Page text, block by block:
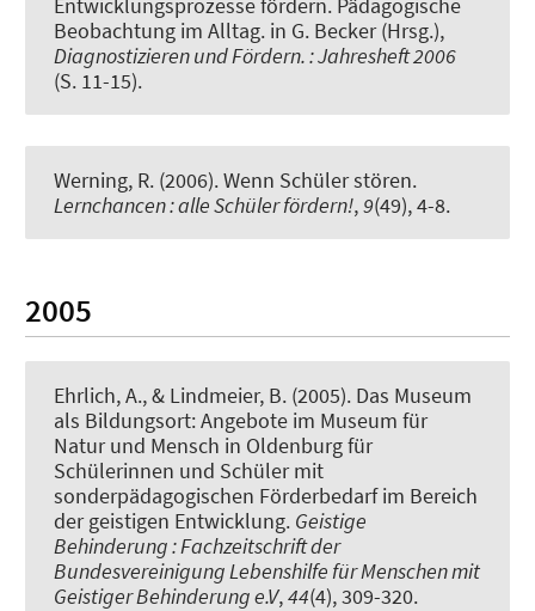
Entwicklungsprozesse fördern. Pädagogische
Beobachtung im Alltag. in G. Becker (Hrsg.),
Diagnostizieren und Fördern. : Jahresheft 2006
(S. 11-15).
Werning, R. (2006).Wenn Schüler stören.
Lernchancen : alle Schüler fördern!,9(49), 4-8.
2005
Ehrlich, A., & Lindmeier, B. (2005). Das Museum
als Bildungsort: Angebote im Museum für
Natur und Mensch in Oldenburg für
Schülerinnen und Schüler mit
sonderpädagogischen Förderbedarf im Bereich
der geistigen Entwicklung. Geistige
Behinderung : Fachzeitschrift der
Bundesvereinigung Lebenshilfe für Menschen mit
Geistiger Behinderung e.V,44(4), 309-320.